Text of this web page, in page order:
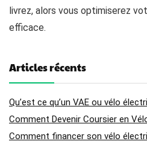
livrez, alors vous optimiserez
efficace.
Articles récents
Qu’est ce qu’un VAE ou vélo
Comment Devenir Coursier en
Comment financer son vélo